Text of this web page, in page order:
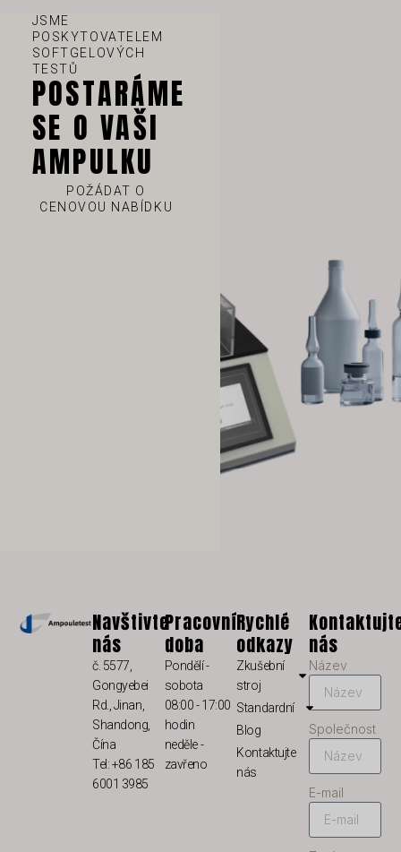
JSME
POSKYTOVATELEM
SOFTGELOVÝCH
TESTŮ
POSTARÁME
SE O VAŠI
AMPULKU
POŽÁDAT O
CENOVOU NABÍDKU
Navštivte
nás
č. 5577,
Gongyebei
Rd., Jinan,
Shandong,
Čína
Tel: +86 185
6001 3985
Pracovní
doba
Pondělí -
sobota
08:00 - 17:00
hodin
neděle -
zavřeno
Rychlé
odkazy
Zkušební
stroj
Standardní
Blog
Kontaktujte
nás
nás
Název
Společnost
E-mail
ET
HU
ID
IT
JA
KO
RU
SK